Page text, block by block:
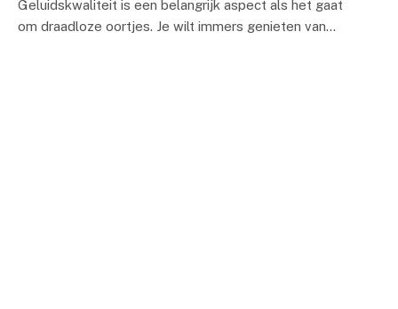
Geluidskwaliteit is een belangrijk aspect als het gaat
om draadloze oortjes. Je wilt immers genieten van…